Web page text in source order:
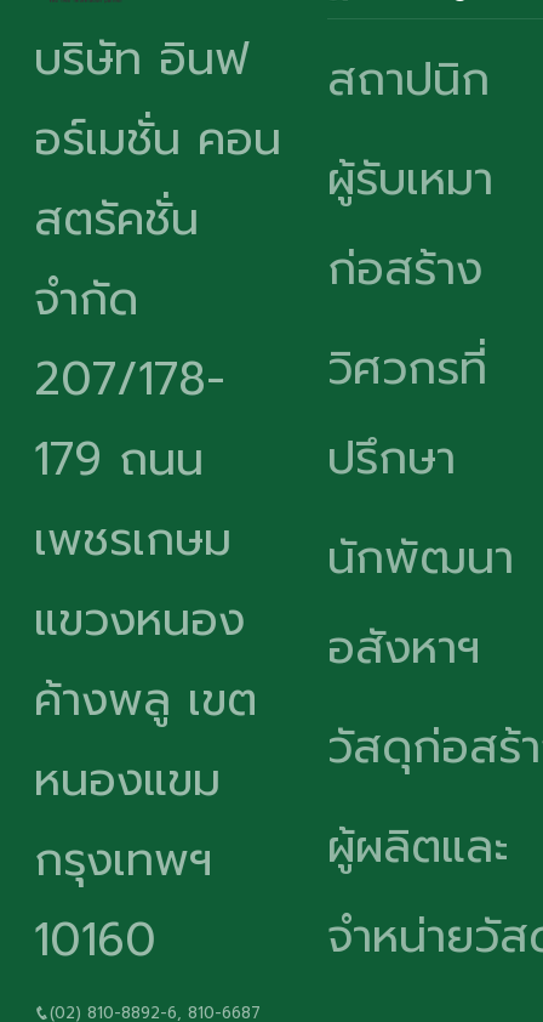
บริษัท อินฟ
อร์เมชั่น คอน
สตรัคชั่น
จำกัด
207/178-
179 ถนน
เพชรเกษม
แขวงหนอง
ค้างพลู เขต
หนองแขม
กรุงเทพฯ
10160
(02) 810-8892-6, 810-6687
สถาปนิก
ผู้รับเหมา
ก่อสร้าง
วิศวกรที่
ปรึกษา
นักพัฒนา
อสังหาฯ
วัสดุก่อสร้
ผู้ผลิตและ
จำหน่ายวั